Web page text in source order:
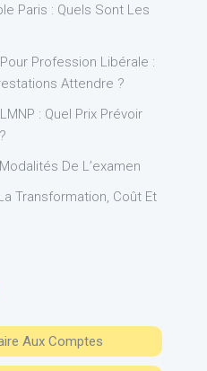
Paris : Quels Sont Les
Profession Libérale :
Attendre ?
: Quel Prix Prévoir
De L’examen
Transformation, Coût Et
Aux Comptes